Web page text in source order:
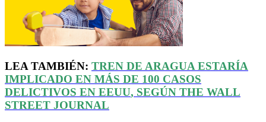
LEA TAMBIÉN: TREN DE ARAGUA ESTARÍA
IMPLICADO EN MÁS DE 100 CASOS
DELICTIVOS EN EEUU, SEGÚN THE WALL
STREET JOURNAL